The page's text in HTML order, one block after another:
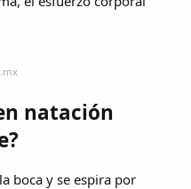
natación
boca y se espira por